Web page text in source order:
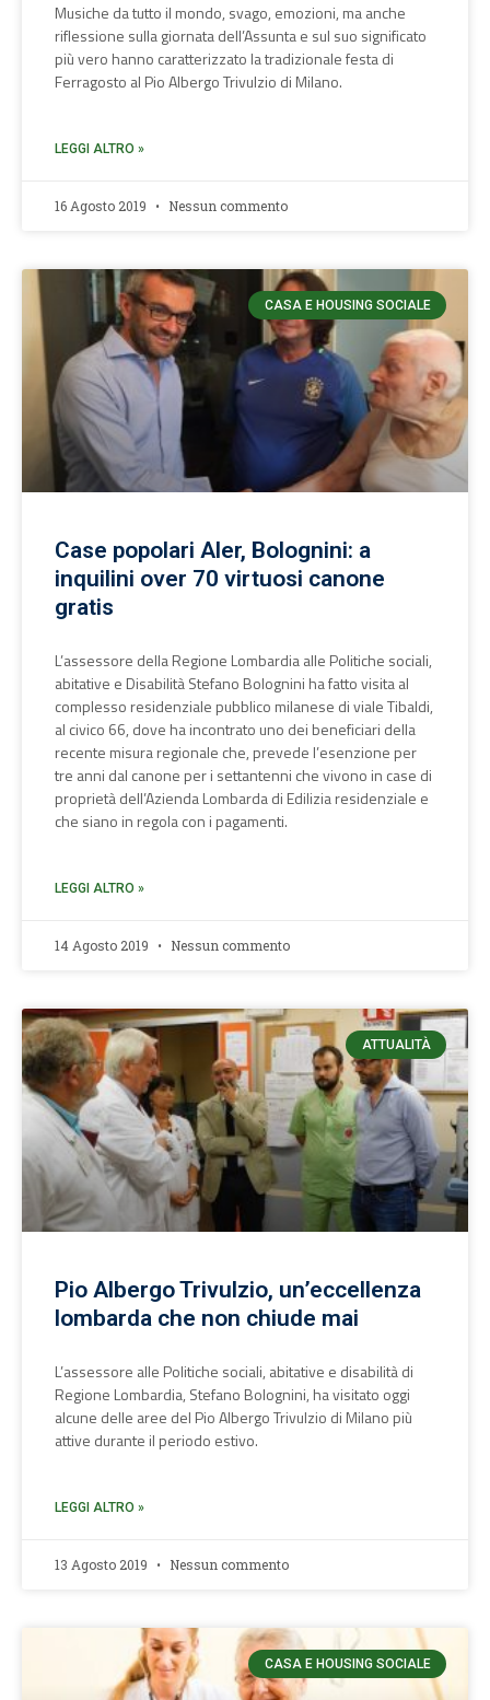
Musiche da tutto il mondo, svago, emozioni, ma anche
riflessione sulla giornata dell’Assunta e sul suo significato
più vero hanno caratterizzato la tradizionale festa di
Ferragosto al Pio Albergo Trivulzio di Milano.
LEGGI ALTRO »
16 Agosto 2019 Nessun commento
CASA E HOUSING SOCIALE
Case popolari Aler, Bolognini: a
inquilini over 70 virtuosi canone
gratis
L’assessore della Regione Lombardia alle Politiche sociali,
abitative e Disabilità Stefano Bolognini ha fatto visita al
complesso residenziale pubblico milanese di viale Tibaldi,
al civico 66, dove ha incontrato uno dei beneficiari della
recente misura regionale che, prevede l’esenzione per
tre anni dal canone per i settantenni che vivono in case di
proprietà dell’Azienda Lombarda di Edilizia residenziale e
che siano in regola con i pagamenti.
LEGGI ALTRO »
14 Agosto 2019 Nessun commento
ATTUALITÀ
Pio Albergo Trivulzio, un’eccellenza
lombarda che non chiude mai
L’assessore alle Politiche sociali, abitative e disabilità di
Regione Lombardia, Stefano Bolognini, ha visitato oggi
alcune delle aree del Pio Albergo Trivulzio di Milano più
attive durante il periodo estivo.
LEGGI ALTRO »
13 Agosto 2019 Nessun commento
CASA E HOUSING SOCIALE